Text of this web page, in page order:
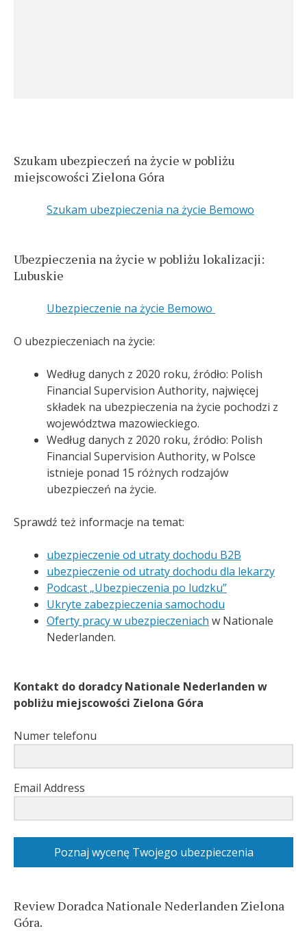
Szukam ubezpieczeń na życie w pobliżu
miejscowości Zielona Góra
Szukam ubezpieczenia na życie Bemowo
Ubezpieczenia na życie w pobliżu lokalizacji:
Lubuskie
Ubezpieczenie na życie Bemowo
O ubezpieczeniach na życie:
Według danych z 2020 roku, źródło: Polish
Financial Supervision Authority, najwięcej
składek na ubezpieczenia na życie pochodzi z
województwa mazowieckiego.
Według danych z 2020 roku, źródło: Polish
Financial Supervision Authority, w Polsce
istnieje ponad 15 różnych rodzajów
ubezpieczeń na życie.
Sprawdź też informacje na temat:
ubezpieczenie od utraty dochodu B2B
ubezpieczenie od utraty dochodu dla lekarzy
Podcast „Ubezpieczenia po ludzku”
Ukryte zabezpieczenia samochodu
Oferty pracy w ubezpieczeniach w Nationale
Nederlanden.
Kontakt do doradcy Nationale Nederlanden w
pobliżu miejscowości Zielona Góra
Numer telefonu
Email Address
Poznaj wycenę Twojego ubezpieczenia
Review Doradca Nationale Nederlanden Zielona
Góra.